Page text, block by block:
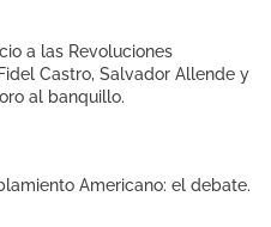
a las Revoluciones
Castro, Salvador Allende y
al banquillo.
Americano: el debate.